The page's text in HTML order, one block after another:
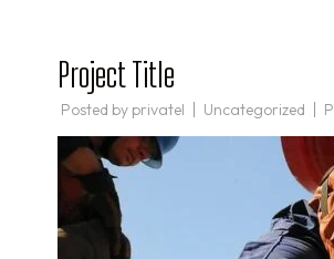
Project Title
Posted by privatel Uncategorized